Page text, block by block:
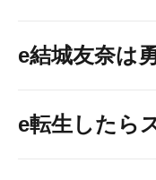
e結城友奈は
e転生したら